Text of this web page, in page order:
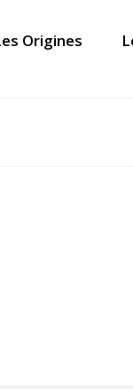
Origines